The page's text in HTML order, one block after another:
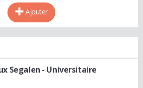
Ajouter
Segalen - Universitaire